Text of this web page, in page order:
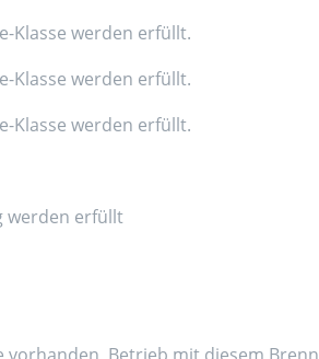
Klasse werden erfüllt.
Klasse werden erfüllt.
Klasse werden erfüllt.
werden erfüllt